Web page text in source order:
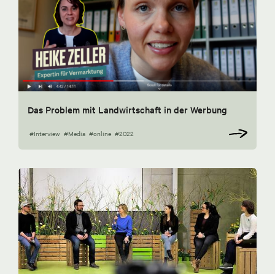
Das Problem mit Landwirtschaft in der Werbung
#Interview #Media #online #2022